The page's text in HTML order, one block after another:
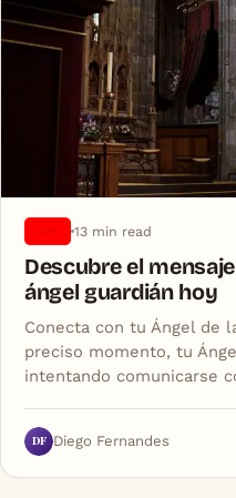
13 min read
Descubre el
ángel guardián hoy
Conecta con tu Ángel de
preciso momento, tu
intentando comunicarse
DF Diego Fernandes